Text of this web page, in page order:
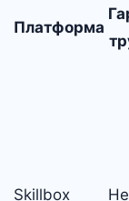
Платформа
Skillbox